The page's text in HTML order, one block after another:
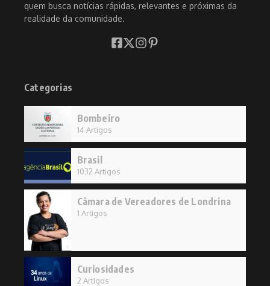
quem busca notícias rápidas, relevantes e próximas da
realidade da comunidade.
Categorias
Bombeiro
14 Artigos
Brasil
1032 Artigos
Câmara de Vereadores de Londrina
1 Artigos
Curiosidades
2 Artigos